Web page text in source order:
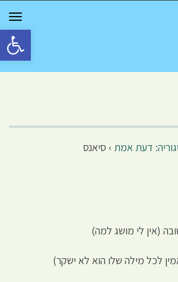
פתח
דעת אמת › סיאנס
(אין לי מושג למה)
לכל מילה שלו הוא לא ישקר)